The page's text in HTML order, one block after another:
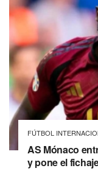
FÚTBOL
AS Mónaco
y pone el